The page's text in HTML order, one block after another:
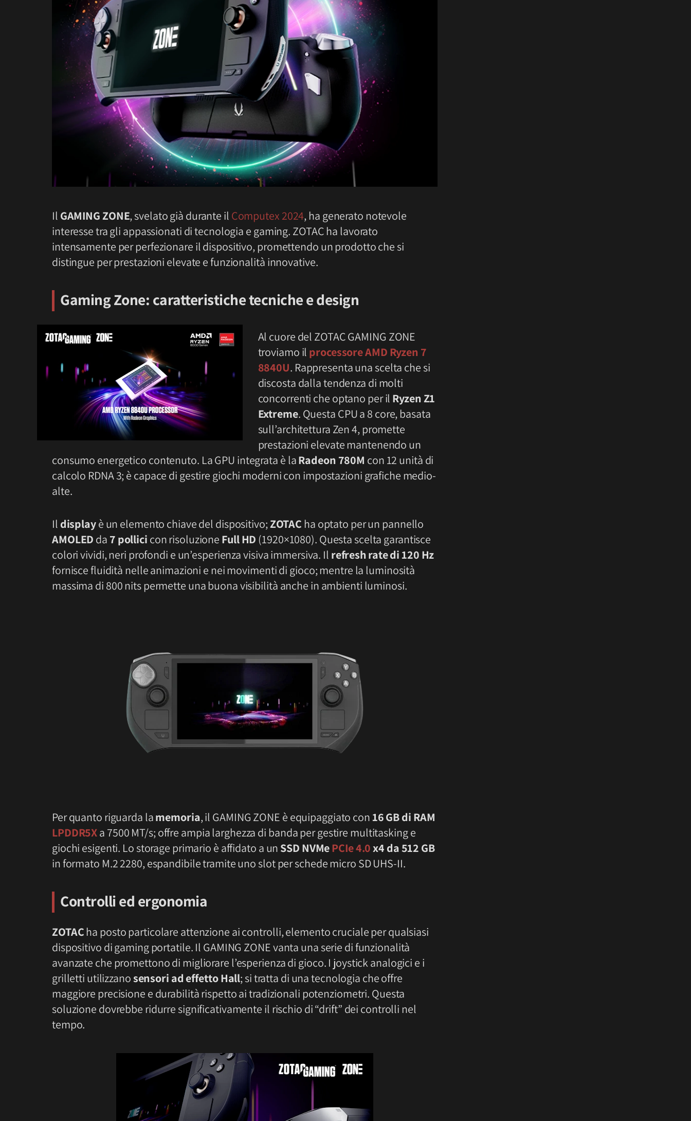
Il GAMING ZONE, svelato già durante il Computex 2024, ha generato notevole
interesse tra gli appassionati di tecnologia e gaming. ZOTAC ha lavorato
intensamente per perfezionare il dispositivo, promettendo un prodotto che si
distingue per prestazioni elevate e funzionalità innovative.
Gaming Zone: caratteristiche tecniche e design
Al cuore del ZOTAC GAMING ZONE
troviamo il processore AMD Ryzen 7
8840U. Rappresenta una scelta che si
discosta dalla tendenza di molti
concorrenti che optano per il Ryzen Z1
Extreme. Questa CPU a 8 core, basata
sull’architettura Zen 4, promette
prestazioni elevate mantenendo un
consumo energetico contenuto. La GPU integrata è laRadeon 780M con 12 unità di
calcolo RDNA 3; è capace di gestire giochi moderni con impostazioni grafiche medio-
alte.
Il displayè un elemento chiave del dispositivo;ZOTAC ha optato per un pannello
AMOLED da 7 pollici con risoluzione Full HD (1920×1080). Questa scelta garantisce
colori vividi, neri profondi e un’esperienza visiva immersiva. Il refresh rate di 120 Hz
fornisce fluidità nelle animazioni e nei movimenti di gioco; mentre la luminosità
massima di 800 nits permette una buona visibilità anche in ambienti luminosi.
Per quanto riguarda lamemoria, il GAMING ZONE è equipaggiato con16 GB di RAM
LPDDR5Xa 7500 MT/s; offre ampia larghezza di banda per gestire multitasking e
giochi esigenti. Lo storage primario è affidato a un SSD NVMePCIe 4.0x4 da 512 GB
in formato M.2 2280, espandibile tramite uno slot per schede micro SD UHS-II.
Controlli ed ergonomia
ZOTACha posto particolare attenzione ai controlli, elemento cruciale per qualsiasi
dispositivo di gaming portatile. Il GAMING ZONE vanta una serie di funzionalità
avanzate che promettono di migliorare l’esperienza di gioco. I joystick analogici e i
grilletti utilizzanosensori ad effetto Hall; si tratta di una tecnologia che offre
maggiore precisione e durabilità rispetto ai tradizionali potenziometri. Questa
soluzione dovrebbe ridurre significativamente il rischio di “drift” dei controlli nel
tempo.